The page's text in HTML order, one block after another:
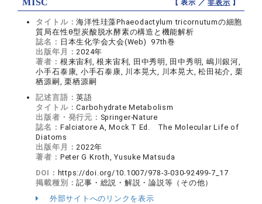
MISC 【 表示 ／非表示 】
タイトル：海洋性珪藻Phaeodactylum tricornutumの細胞
質局在性θ型炭酸脱水酵素の構造と機能解析
誌名： 日本生化学会大会(Web) 97th巻
出版年月：2024年
著者： 根来宙利, 根来宙利, 田中秀明, 田中秀明, 嶋川銀河,
小手石泰康, 小手石泰康, 川本晃大, 川本晃大, 松田祐介, 栗
栖源嗣, 栗栖源嗣
記述言語：英語
タイトル：Carbohydrate Metabolism
出版者・発行元： Springer-Nature
誌名： Falciatore A, Mock T Ed. The Molecular Life of
Diatoms
出版年月：2022年
著者： Peter G Kroth, Yusuke Matsuda
DOI： https://doi.org/10.1007/978-3-030-92499-7_17
掲載種別：記事・総説・解説・論説等（その他）
外部サイトへのリンクを表示